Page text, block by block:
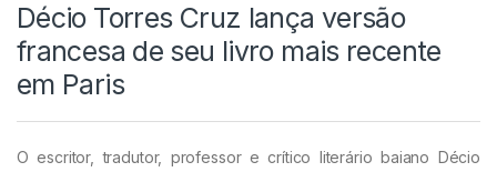
Décio Torres Cruz lança versão
francesa de seu livro mais recente
em Paris
O escritor, tradutor, professor e crítico literário baiano Décio